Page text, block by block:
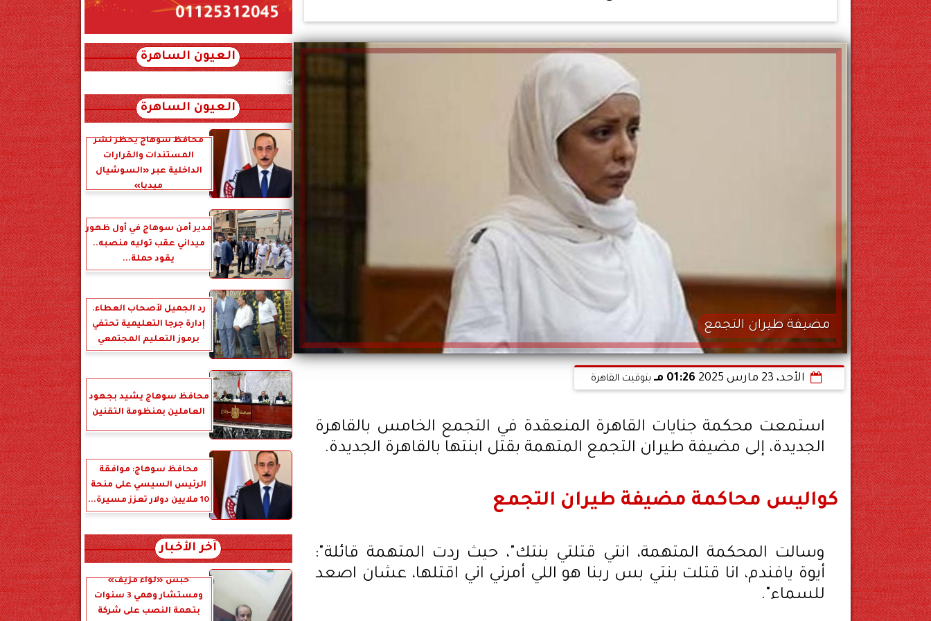
مضيفة طيران التجمع
الأحد، 23 مارس 2025 01:26 مـ بتوقيت القاهرة
استمعت محكمة جنايات القاهرة المنعقدة في التجمع الخامس بالقاهرة
الجديدة، إلى مضيفة طيران التجمع المتهمة بقتل ابنتها بالقاهرة الجديدة.
كواليس محاكمة مضيفة طيران التجمع
وسالت المحكمة المتهمة، انتي قتلتي بنتك"، حيث ردت المتهمة قائلة":
أيوة يافندم، انا قتلت بنتي بس ربنا هو اللي أمرني اني اقتلها، عشان اصعد
للسماء".
العيون الساهرة
xml_json/rss/~12.xml x0n not found
العيون الساهرة
محافظ سوهاج يحظر نشر
المستندات والقرارات
الداخلية عبر «السوشيال
ميديا»
مدير أمن سوهاج في أول ظهور
ميداني عقب توليه منصبه..
يقود حملة...
رد الجميل لأصحاب العطاء.
إدارة جرجا التعليمية تحتفي
برموز التعليم المجتمعي
محافظ سوهاج يشيد بجهود
العاملين بمنظومة التقنين
محافظ سوهاج: موافقة
الرئيس السيسي على منحة
10 ملايين دولار تعزز مسيرة...
آخر الأخبار
حبس «لواء مزيف»
ومستشار وهمي 3 سنوات
بتهمة النصب على شركة